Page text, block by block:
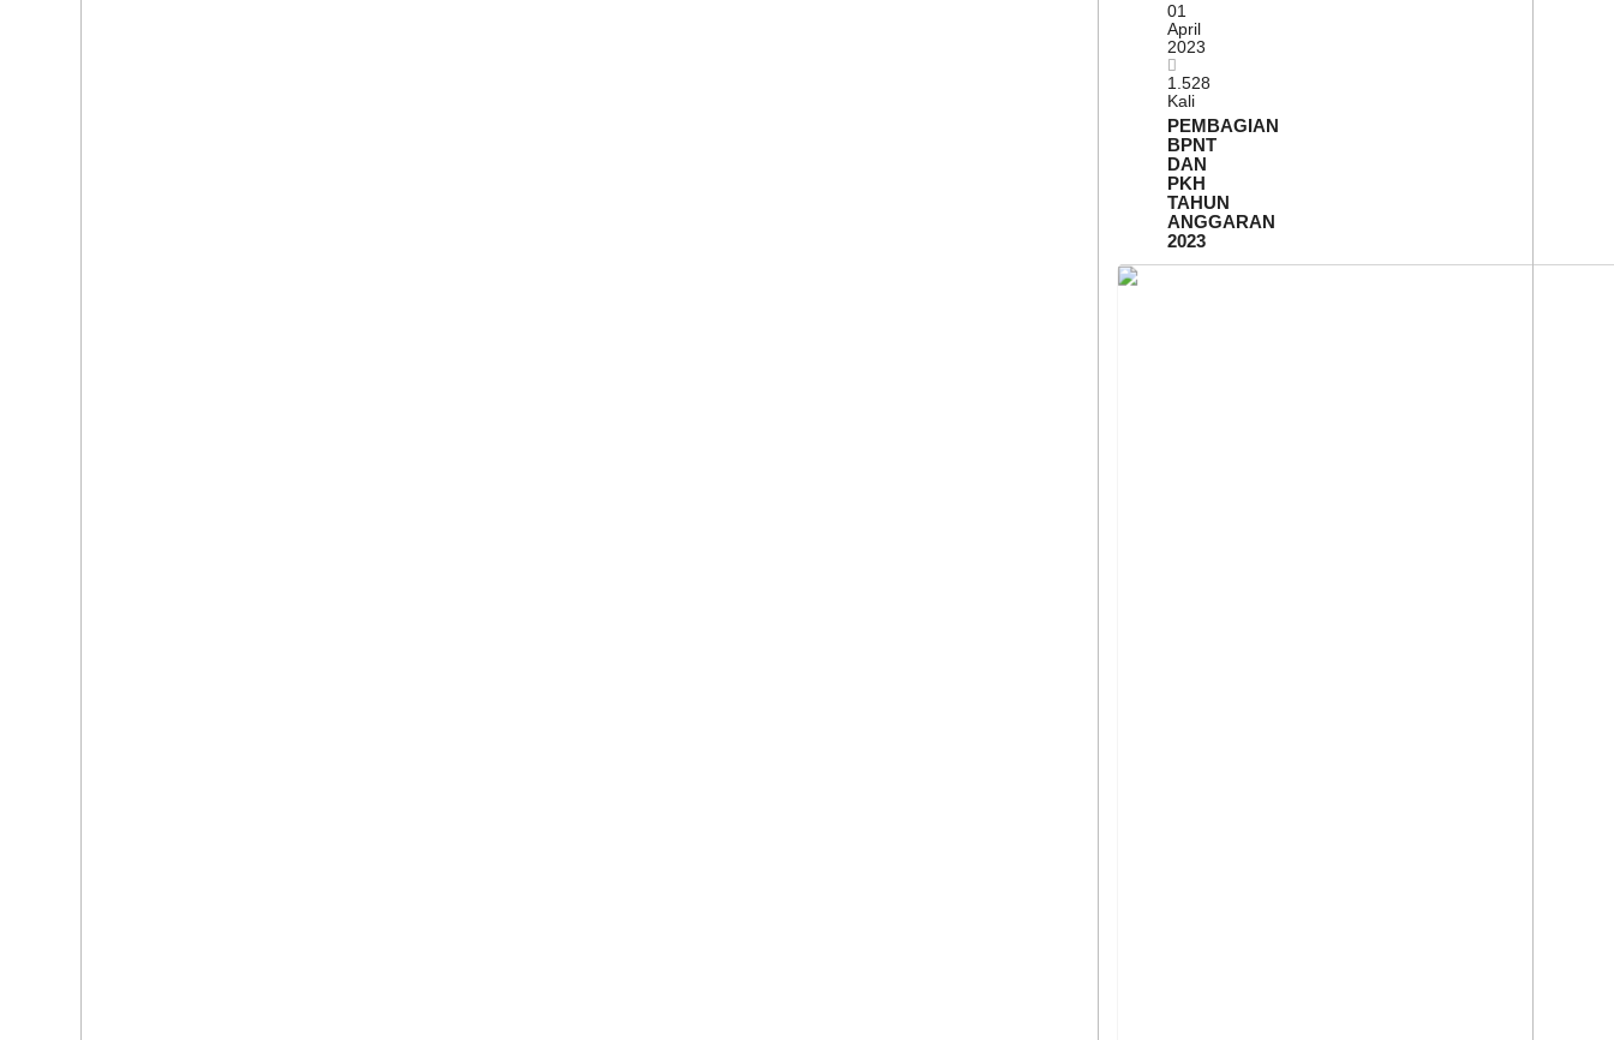
01
April
2023
1.528
Kali
PEMBAGIAN
BPNT
DAN
PKH
TAHUN
ANGGARAN
2023